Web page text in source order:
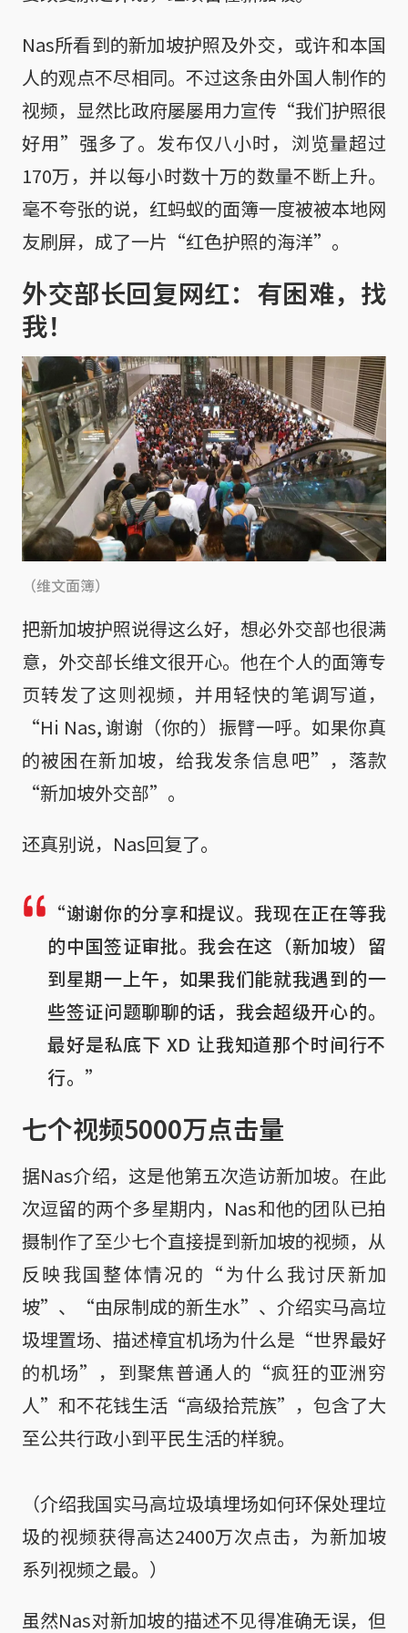
Nas所看到的新加坡护照及外交，或许和本国
人的观点不尽相同。不过这条由外国人制作的
视频，显然比政府屡屡用力宣传“我们护照很
好用”强多了。发布仅八小时，浏览量超过
170万，并以每小时数十万的数量不断上升。
毫不夸张的说，红蚂蚁的面簿一度被被本地网
友刷屏，成了一片“红色护照的海洋”。
外交部长回复网红：有困难，找
我！
（维文面簿）
把新加坡护照说得这么好，想必外交部也很满
意，外交部长维文很开心。他在个人的面簿专
页转发了这则视频，并用轻快的笔调写道，
“Hi Nas, 谢谢（你的）振臂一呼。如果你真
的被困在新加坡，给我发条信息吧”，落款
“新加坡外交部”。
还真别说，Nas回复了。
“谢谢你的分享和提议。我现在正在等我
的中国签证审批。我会在这（新加坡）留
到星期一上午，如果我们能就我遇到的一
些签证问题聊聊的话，我会超级开心的。
最好是私底下 XD 让我知道那个时间行不
行。”
七个视频5000万点击量
据Nas介绍，这是他第五次造访新加坡。在此
次逗留的两个多星期内，Nas和他的团队已拍
摄制作了至少七个直接提到新加坡的视频，从
反映我国整体情况的“为什么我讨厌新加
坡”、“由尿制成的新生水”、介绍实马高垃
圾埋置场、描述樟宜机场为什么是“世界最好
的机场”，到聚焦普通人的“疯狂的亚洲穷
人”和不花钱生活“高级拾荒族”，包含了大
至公共行政小到平民生活的样貌。
（介绍我国实马高垃圾填埋场如何环保处理垃
圾的视频获得高达2400万次点击，为新加坡
系列视频之最。）
虽然Nas对新加坡的描述不见得准确无误，但